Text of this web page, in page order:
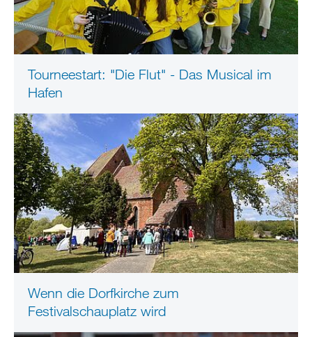
Tourneestart: "Die Flut" - Das Musical im
Hafen
Wenn die Dorfkirche zum
Festivalschauplatz wird